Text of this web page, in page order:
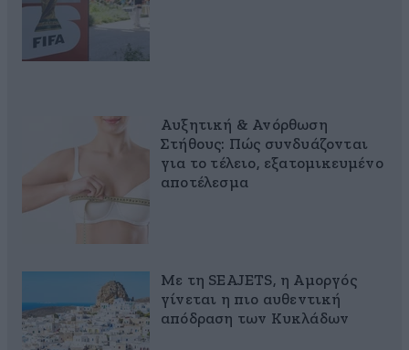
Αυξητική & Ανόρθωση
Στήθους: Πώς συνδυάζονται
για το τέλειο, εξατομικευμένο
αποτέλεσμα
Με τη SEAJETS, η Αμοργός
γίνεται η πιο αυθεντική
απόδραση των Κυκλάδων